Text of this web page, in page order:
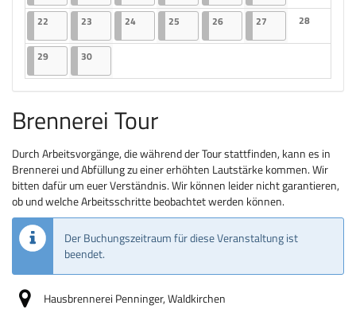
Keine
22 22.06.2026
2 Veranstaltungen
23 23.06.2026
2 Veranstaltungen
2424.06.2026
2 Veranstaltungen
25 25.06.2026
2 Veranstaltungen
2626.06.2026
2 Veranstaltungen
27 27.06.2026
2 Veranstaltungen
28
Keine
2929.06.2026
2 Veranstaltungen
3030.06.2026
2 Veranstaltungen
Brennerei Tour
Durch Arbeitsvorgänge, die während der Tour stattfinden, kann es in
Brennerei und Abfüllung zu einer erhöhten Lautstärke kommen. Wir
bitten dafür um euer Verständnis. Wir können leider nicht garantieren,
ob und welche Arbeitsschritte beobachtet werden können.
Der Buchungszeitraum für diese Veranstaltung ist
beendet.
Hausbrennerei Penninger, Waldkirchen